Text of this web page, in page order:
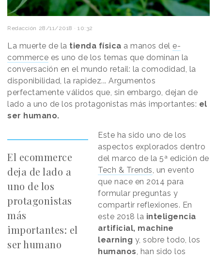
Redacción 28/11/2018 · 10:32
La muerte de la tienda física a manos del e-
commerce es uno de los temas que dominan la
conversación en el mundo retail: la comodidad, la
disponibilidad, la rapidez... Argumentos
perfectamente válidos que, sin embargo, dejan de
lado a uno de los protagonistas más importantes: el
ser humano.
El ecommerce
deja de lado a
uno de los
protagonistas
más
importantes: el
ser humano
Este ha sido uno de los
aspectos explorados dentro
del marco de la 5ª edición de
Tech & Trends, un evento
que nace en 2014 para
formular preguntas y
compartir reflexiones. En
este 2018 la inteligencia
artificial, machine
learning y, sobre todo, los
humanos, han sido los